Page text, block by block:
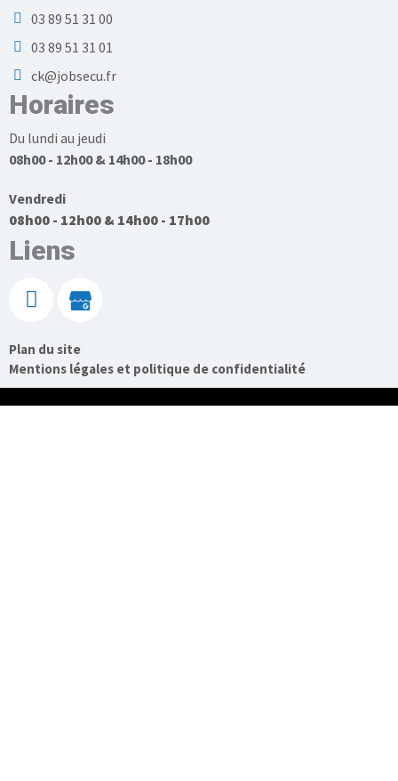
03 89 51 31 00
03 89 51 31 01
ck@jobsecu.fr
Horaires
Du lundi au jeudi
08h00 - 12h00 & 14h00 - 18h00
Vendredi
08h00 - 12h00 & 14h00 - 17h00
Liens
Plan du site
Mentions légales et politique de confidentialité